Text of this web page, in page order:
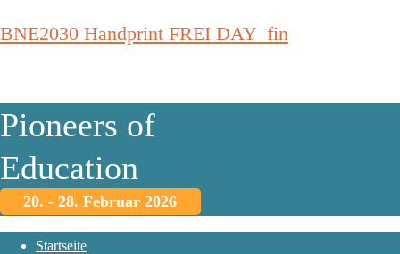
BNE2030 Handprint FREI DAY_fin
Pioneers of
Education
20. - 28. Februar 2026
Startseite